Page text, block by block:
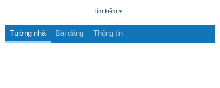
Tìm kiếm
Tường nhà Bài đăng Thông tin